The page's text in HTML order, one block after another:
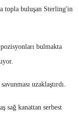
topla buluşan Sterling'in
bulmakta
uzaklaştırdı.
sağ kanattan serbest